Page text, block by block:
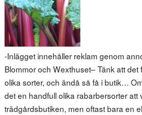
-Inlägget innehåller reklam genom
Blommor och Wexthuset– Tänk att
olika sorter, och ändå så få i butik…
det en handfull olika rabarbersorter att
trädgårdsbutiken, men oftast bara en